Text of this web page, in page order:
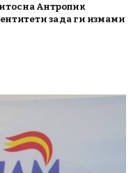
на Антропик
за да ги измами